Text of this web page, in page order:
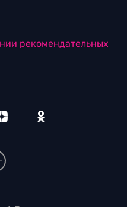
рекомендательных